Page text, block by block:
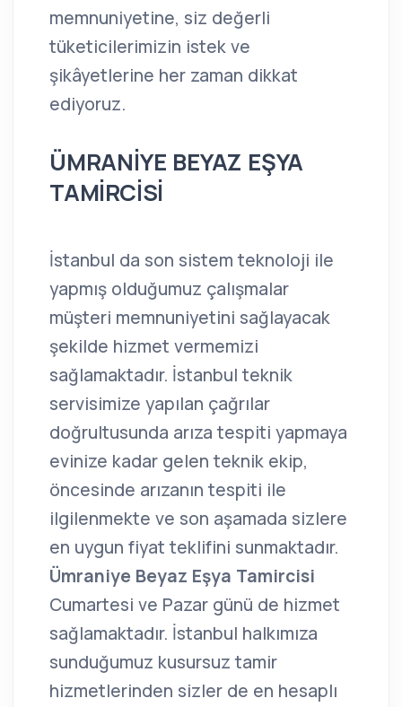
memnuniyetine, siz değerli
tüketicilerimizin istek ve
şikâyetlerine her zaman dikkat
ediyoruz.
ÜMRANİYE BEYAZ EŞYA
TAMİRCİSİ
İstanbul da son sistem teknoloji ile
yapmış olduğumuz çalışmalar
müşteri memnuniyetini sağlayacak
şekilde hizmet vermemizi
sağlamaktadır. İstanbul teknik
servisimize yapılan çağrılar
doğrultusunda arıza tespiti yapmaya
evinize kadar gelen teknik ekip,
öncesinde arızanın tespiti ile
ilgilenmekte ve son aşamada sizlere
en uygun fiyat teklifini sunmaktadır.
Ümraniye Beyaz Eşya Tamircisi
Cumartesi ve Pazar günü de hizmet
sağlamaktadır. İstanbul halkımıza
sunduğumuz kusursuz tamir
hizmetlerinden sizler de en hesaplı